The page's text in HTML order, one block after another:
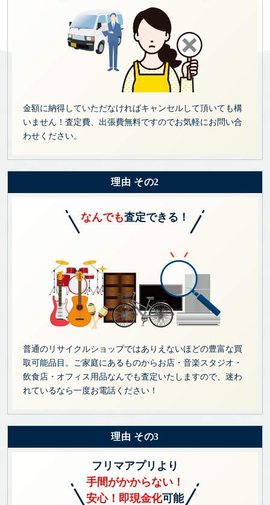
金額に納得していただなければキャンセルして頂いても構
いません！査定費、出張費無料ですのでお気軽にお問い合
わせください。
理由 その2
なんでも査定できる！
普通のリサイクルショップではありえないほどの豊富な買
取可能品目。ご家庭にあるものからお店・音楽スタジオ・
飲食店・オフィス用品なんでも査定いたしますので、迷わ
れているなら一度お電話ください！
理由 その3
フリマアプリより
手間がかからない！
安心！即現金化可能